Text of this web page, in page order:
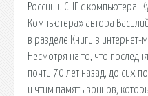
России и СНГ с компьютера.
Компьютера» автора
в разделе Книги в интернет-
Несмотря на то, что
почти 70 лет назад, до сих
и чтим память воинов,